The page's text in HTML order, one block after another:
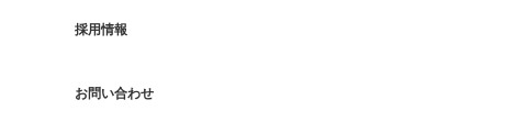
採用情報
お問い合わせ